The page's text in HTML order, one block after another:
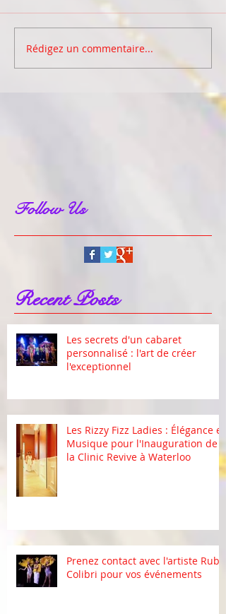
Rédigez un commentaire...
Follow Us
Recent Posts
Les secrets d'un cabaret
personnalisé : l'art de créer
l'exceptionnel
Les Rizzy Fizz Ladies : Élégance et
Musique pour l'Inauguration de
la Clinic Revive à Waterloo
Prenez contact avec l'artiste Ruby
Colibri pour vos événements